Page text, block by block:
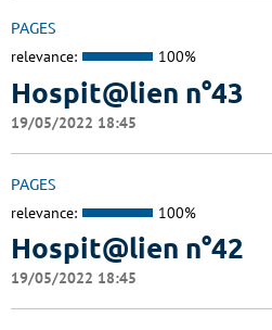
PAGES
relevance: 100%
Hospit@lien n°43
19/05/2022 18:45
PAGES
relevance: 100%
Hospit@lien n°42
19/05/2022 18:45